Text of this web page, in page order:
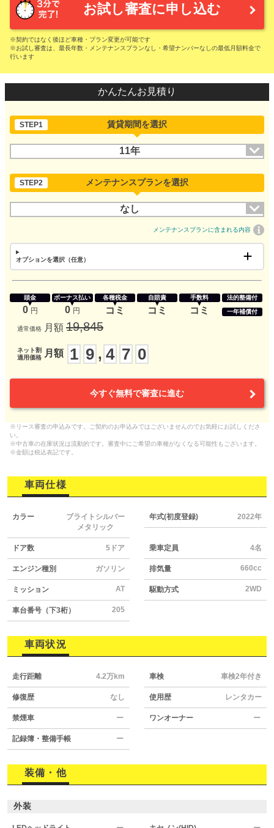
お試し審査に申し込む
※契約ではなく後ほど車種・プラン変更が可能です
※お試し審査は、最長年数・メンテナンスプランなし・希望ナンバーなしの最低月額料金で
行います
かんたんお見積り
STEP1 賃貸期間を選択
11年
STEP2 メンテナンスプランを選択
なし
メンテナンスプランに含まれる内容
オプションを選択（任意）
頭金
0 円
ボーナス払い
0 円
各種税金
コミ
自賠責
コミ
手数料
コミ
法的整備付
一年補償付
通常価格 月額 19,845
ネット割
適用価格
月額 1 9 , 4 7 0
今すぐ無料で審査に進む
※リース審査の申込みです。ご契約のお申込みではございませんのでお気軽にお試しくださ
い。
※中古車の在庫状況は流動的です。審査中にご希望の車種がなくなる可能性もございます。
※金額は税込表記です。
車両仕様
カラー
ブライトシルバー
メタリック
年式(初度登録) 2022年
ドア数 5ドア 乗車定員 4名
エンジン種別 ガソリン 排気量 660cc
ミッション AT 駆動方式 2WD
車台番号（下3桁） 205
車両状況
走行距離 4.2万km 車検 車検2年付き
修復歴 なし 使用歴 レンタカー
禁煙車 ー ワンオーナー ー
記録簿・整備手帳 ー
装備・他
外装